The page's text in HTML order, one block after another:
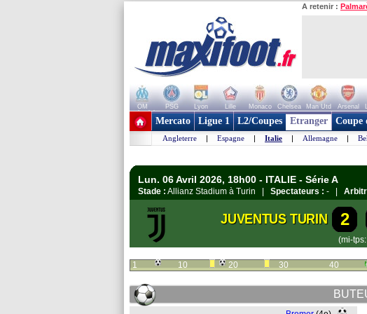
A retenir :
OM PSG Lyon Lille Monaco Chelsea Man Utd Arsenal
+ de clubs
Mercato Ligue 1 L2/Coupes Etranger Coupe
Angleterre | Espagne | Italie | Allemagne |
Lun. 06 Avril 2026, 18h00 - ITALIE - Série A
Stade : Allianz Stadium à Turin | Spectateurs : - |
JUVENTUS TURIN 2
(mi-
1 10 20 30 40